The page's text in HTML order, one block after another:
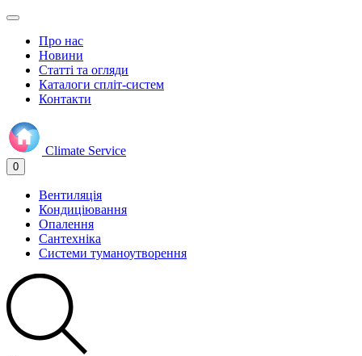
Про нас
Новини
Статті та огляди
Каталоги спліт-систем
Контакти
Climate Service
0
Вентиляція
Кондиціювання
Опалення
Сантехніка
Системи туманоутворення